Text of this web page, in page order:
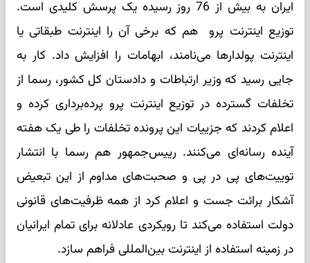
ایران به بیش از 76 روز رسیده یک پرسش کلیدی است.
توزیع اینترنت پرو هم که برخی آن را اینترنت طبقاتی یا
اینترنت پولدارها می‌نامند، ابهامات را افزایش داد. کار به
جایی رسید که وزیر ارتباطات و دادستان کل کشور، رسما از
تخلفات گسترده در توزیع اینترنت پرو پرده‌برداری کرده و
اعلام کردند که جزییات این پرونده تخلفات را طی یک هفته
آینده رسانه‌ای می‌کنند. رییس‌جمهور هم رسما با انتشار
توییت‌های پی در پی و صحبت‌های مداوم از این تبعیض
آشکار برائت جست و اعلام کرد از همه ظرفیت‌های قانونی
دولت استفاده می‌کند تا رویکردی عادلانه برای تمام ایرانیان
در زمینه استفاده از اینترنت بین‌المللی فراهم سازد.